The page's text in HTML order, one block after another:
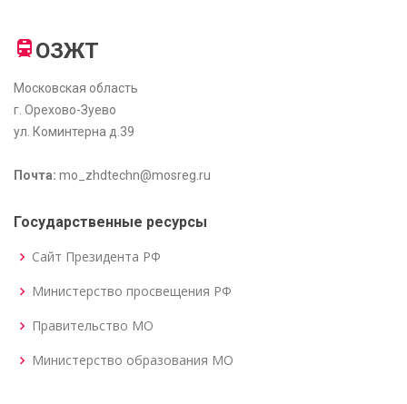
ОЗЖТ
Московская область
г. Орехово-Зуево
ул. Коминтерна д.39
Почта: mo_zhdtechn@mosreg.ru
Государственные ресурсы
Сайт Президента РФ
Министерство просвещения РФ
Правительство МО
Министерство образования МО